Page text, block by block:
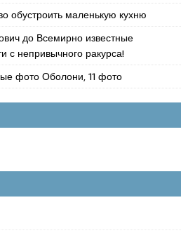
обустроить маленькую кухню
до Всемирно известные
с непривычного ракурса!
фото Оболони, 11 фото